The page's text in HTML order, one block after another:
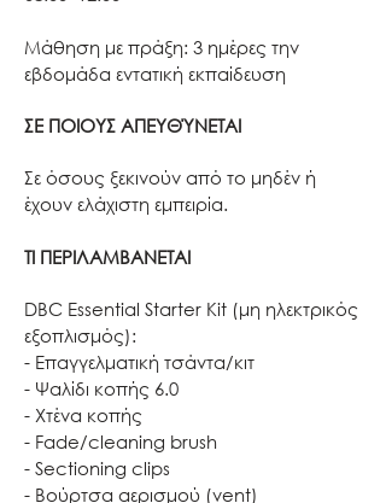
Μάθηση με πράξη: 3 ημέρες την
εβδομάδα εντατική εκπαίδευση
ΣΕ ΠΟΙΟΥΣ ΑΠΕΥΘΎΝΕΤΑΙ
Σε όσους ξεκινούν από το μηδέν ή
έχουν ελάχιστη εμπειρία.
ΤΙ ΠΕΡΙΛΑΜΒΑΝΕΤΑΙ
DBC Essential Starter Kit (μη ηλεκτρικός
εξοπλισμός):
- Επαγγελματική τσάντα/κιτ
- Ψαλίδι κοπής 6.0
- Χτένα κοπής
- Fade/cleaning brush
- Sectioning clips
- Βούρτσα αερισμού (vent)